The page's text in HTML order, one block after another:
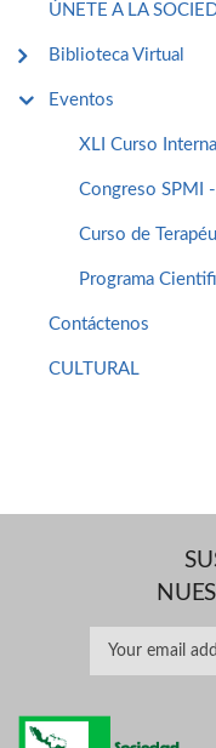
ÚNETE A LA
Biblioteca Virtual
Eventos
XLI Curso
Congreso SPMI
Curso de
Programa
Contáctenos
CULTURAL